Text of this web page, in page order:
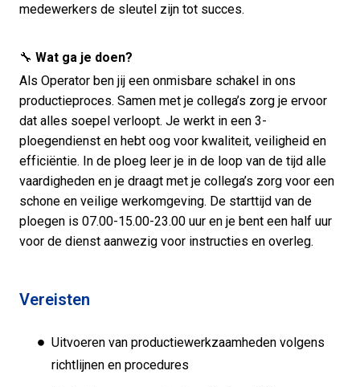
medewerkers de sleutel zijn tot succes.
🔧 Wat ga je doen?
Als Operator ben jij een onmisbare schakel in ons
productieproces. Samen met je collega’s zorg je ervoor
dat alles soepel verloopt. Je werkt in een 3-
ploegendienst en hebt oog voor kwaliteit, veiligheid en
efficiëntie. In de ploeg leer je in de loop van de tijd alle
vaardigheden en je draagt met je collega’s zorg voor een
schone en veilige werkomgeving. De starttijd van de
ploegen is 07.00-15.00-23.00 uur en je bent een half uur
voor de dienst aanwezig voor instructies en overleg.
Vereisten
Uitvoeren van productiewerkzaamheden volgens
richtlijnen en procedures